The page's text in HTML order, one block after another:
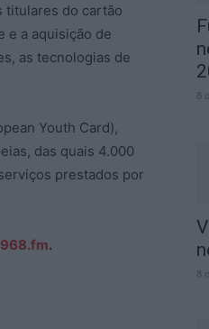
titulares do cartão
e a aquisição de
as tecnologias de
Youth Card),
das quais 4.000
prestados por
.
8
8